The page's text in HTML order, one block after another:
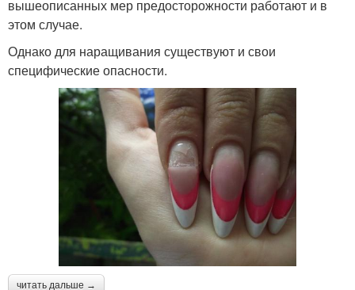
вышеописанных мер предосторожности работают и в
этом случае.
Однако для наращивания существуют и свои
специфические опасности.
читать дальше →